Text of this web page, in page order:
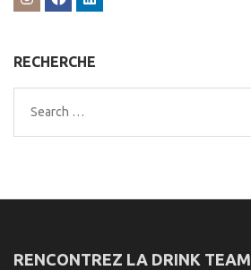
RECHERCHE
Search
for:
RENCONTREZ LA DRINK TEAM